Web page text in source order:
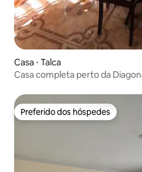
Casa ⋅ Talca
Casa completa perto da
Preferido dos hóspedes
Preferido dos hóspedes